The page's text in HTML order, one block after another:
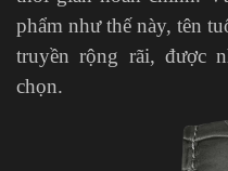
phẩm như thế này, tên
truyền rộng rãi, được
chọn.